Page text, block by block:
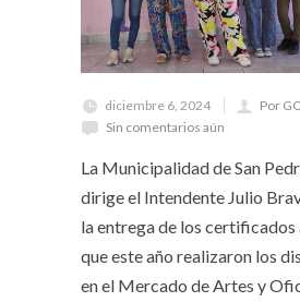
diciembre 6, 2024
Por
Sin comentarios aún
La Municipalidad de San
dirige el Intendente Julio
la entrega de los certificados
que este año realizaron los
en el Mercado de Artes y